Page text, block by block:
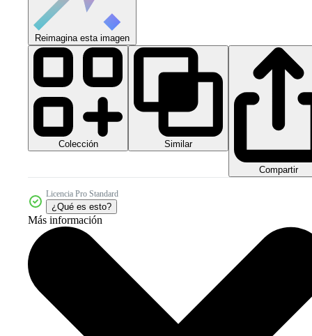
Reimagina esta imagen
Colección Similar
Compartir
Licencia Pro Standard
¿Qué es esto?
Más información